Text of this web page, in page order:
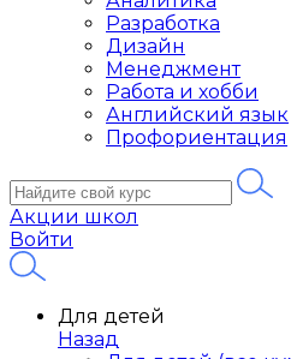
Разработка
Дизайн
Менеджмент
Работа и хобби
Английский язык
Профориентация
Акции школ
Войти
Для детей
Назад